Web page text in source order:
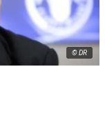
© DR